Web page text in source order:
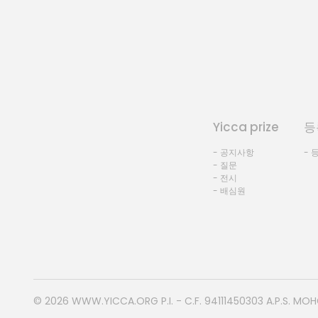
Yicca prize
- 공지사항
- 질문
- 전시
- 배심원
-
© 2026 WWW.YICCA.ORG P.I. - C.F. 94111450303 A.P.S.